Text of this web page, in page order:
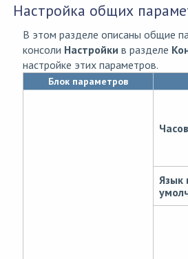
Настройка общих
В этом разделе описаны общие
консоли Настройки в разделе
настройке этих параметров.
Блок параметров
Язык